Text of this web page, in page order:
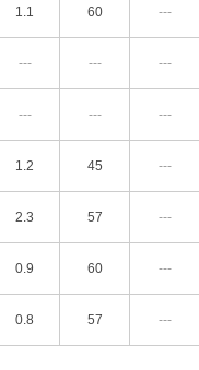
1.1 60 ---
--- --- ---
--- --- ---
1.2 45 ---
2.3 57 ---
0.9 60 ---
0.8 57 ---